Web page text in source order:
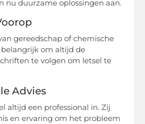
nu duurzame oplossingen aan.
gereedschap of chemische
om altijd de
te volgen om letsel te
Advies
altijd een professional in. Zij
en ervaring om het probleem